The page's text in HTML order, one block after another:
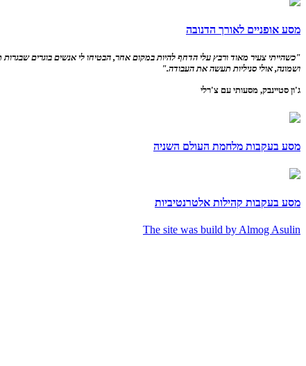
מסע אופניים לאורך הדנובה
"כשהייתי צעיר מאוד ורבץ עלי הדחף להיות במקום אחר, הבטיחו לי אנשים בוגרים
ושמונה, אולי סניליות תעשה את העבודה."
ג'ון סטיינבק, מסעותי עם צ'רלי
מסע בעקבות מלחמת העולם השניה
מסע בעקבות קהילות אלטרנטיביות
The site was build by Almog Asulin